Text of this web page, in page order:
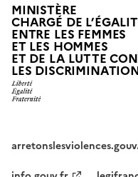
MINISTÈRE
CHARGÉ DE
ENTRE LES FEMMES
ET LES HOMMES
ET DE LA LUTTE
LES